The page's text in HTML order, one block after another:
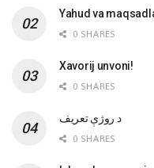
Yahud va
0 SHARES
Xavorij unvoni!
0 SHARES
‌د روژې تعریف
0 SHARES